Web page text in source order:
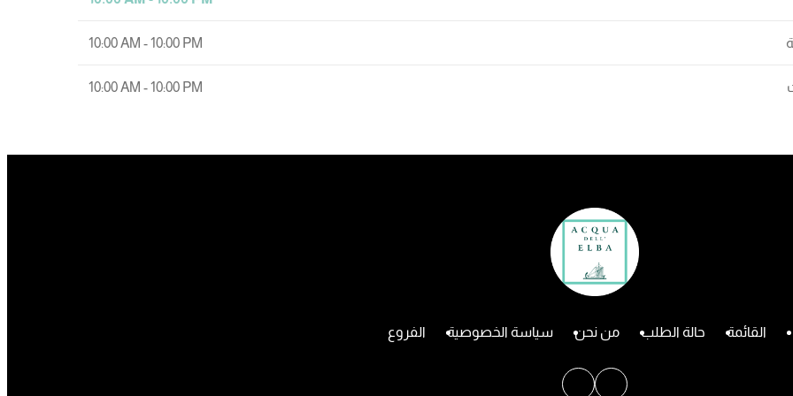
10:00 AM - 10:00 PM
10:00 AM - 10:00 PM
القائمة حالة الطلب من نحن سياسة الخصوصية الفروع